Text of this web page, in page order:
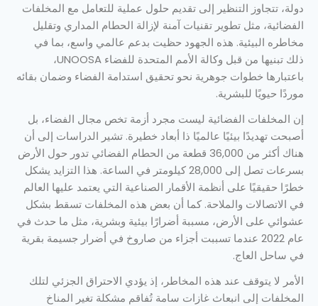
دولة، تتجاوز التنظير إلى تقديم حلول عملية للتعامل مع المخلفات
الفضائية، مثل تطوير تقنيات آمنة لإزالة الحطام المداري وتقليل
مخاطره البيئية. هذه الجهود حظيت بدعم عالمي واسع، بما في
ذلك تبنيها من قبل وكالة الأمم المتحدة للفضاء UNOOSA،
باعتبارها خطوات جوهرية نحو تحقيق استدامة الفضاء وضمان بقائه
موردًا حيويًا للبشرية.
إن المخلفات الفضائية ليست مجرد أزمة تخص مجال الفضاء، بل
أصبحت تهديدًا بيئيًا عالميًا ذا أبعاد خطيرة. تشير الدراسات إلى أن
هناك أكثر من 36,000 قطعة من الحطام الفضائي تدور حول الأرض
بسرعات تصل إلى 28,000 كيلومتر في الساعة. هذا التزايد يشكل
خطرًا حقيقيًا على أنظمة الأقمار الصناعية التي يعتمد عليها العالم
في الاتصالات والملاحة. كما أن بعض هذه المخلفات تسقط بشكل
عشوائي على الأرض، مسببة أضرارًا بيئية وبشرية، مثل ما حدث في
عام 2022 عندما تسببت أجزاء من صاروخ في أضرار جسيمة بقرية
في ساحل العاج.
الأمر لا يتوقف عند هذه المخاطر، إذ يؤدي الاحتراق الجزئي لتلك
المخلفات إلى انبعاث غازات سامة تُفاقم مشكلة تغير المناخ